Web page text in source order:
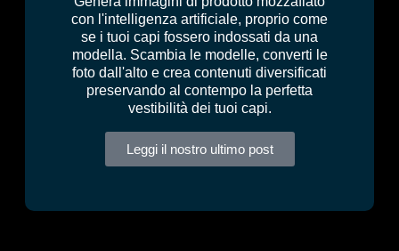
con l'intelligenza artificiale, proprio come
se i tuoi capi fossero indossati da una
modella. Scambia le modelle, converti le
foto dall'alto e crea contenuti diversificati
preservando al contempo la perfetta
vestibilità dei tuoi capi.
Leggi il nostro ultimo post